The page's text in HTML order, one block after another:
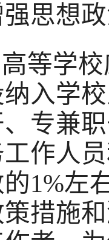
思想
等学
入学
专兼
作人
1%左
措施